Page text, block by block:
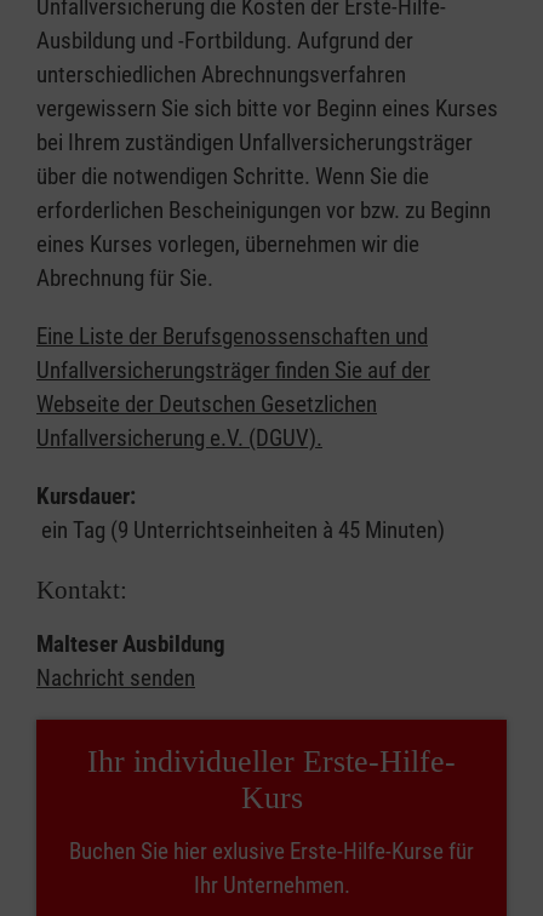
Unfallversicherung die Kosten der Erste-Hilfe-
Ausbildung und -Fortbildung. Aufgrund der
unterschiedlichen Abrechnungsverfahren
vergewissern Sie sich bitte vor Beginn eines Kurses
bei Ihrem zuständigen Unfallversicherungsträger
über die notwendigen Schritte. Wenn Sie die
erforderlichen Bescheinigungen vor bzw. zu Beginn
eines Kurses vorlegen, übernehmen wir die
Abrechnung für Sie.
Eine Liste der Berufsgenossenschaften und
Unfallversicherungsträger finden Sie auf der
Webseite der Deutschen Gesetzlichen
Unfallversicherung e.V. (DGUV).
Kursdauer:
ein Tag (9 Unterrichtseinheiten à 45 Minuten)
Kontakt:
Malteser Ausbildung
Nachricht senden
Ihr individueller Erste-Hilfe-
Kurs
Buchen Sie hier exlusive Erste-Hilfe-Kurse für
Ihr Unternehmen.